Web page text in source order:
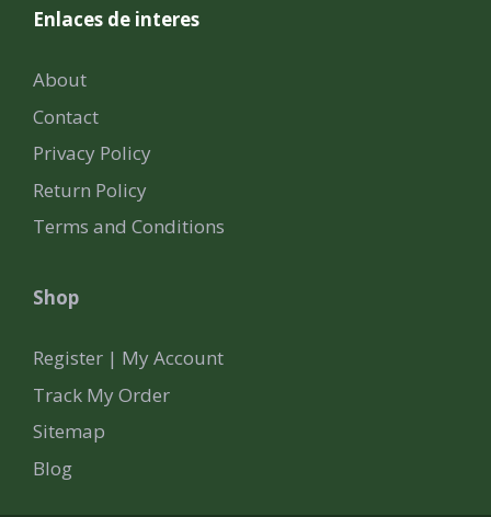
Enlaces de interes
About
Contact
Privacy Policy
Return Policy
Terms and Conditions
Shop
Register | My Account
Track My Order
Sitemap
Blog